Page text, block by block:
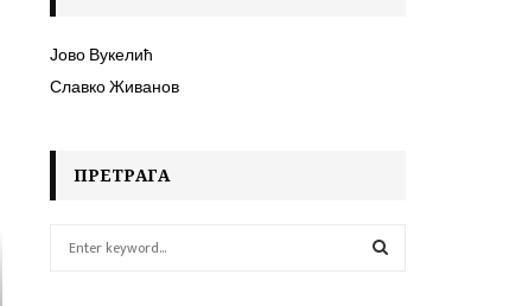
Јово Вукелић
Славко Живанов
ПРЕТРАГА